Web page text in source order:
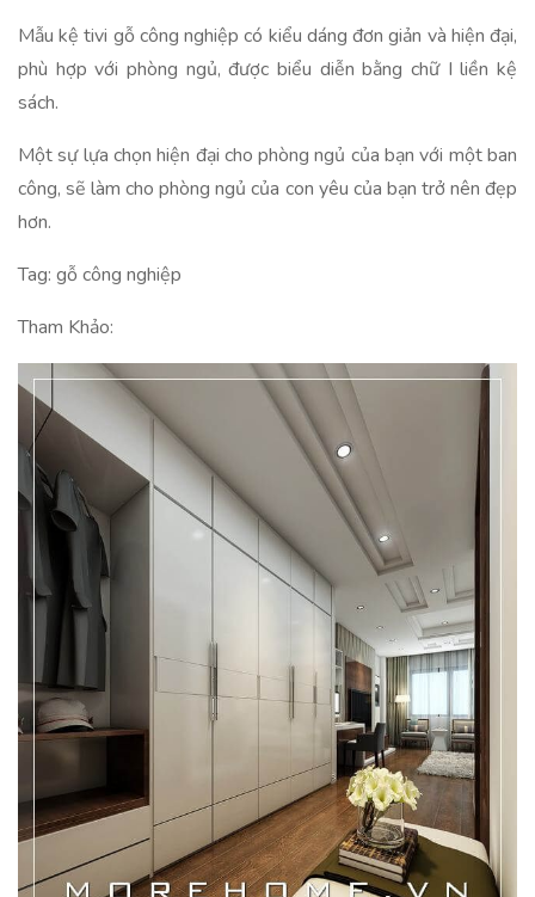
Mẫu kệ tivi gỗ công nghiệp có kiểu dáng đơn giản và hiện đại,
phù hợp với phòng ngủ, được biểu diễn bằng chữ I liền kệ
sách.
Một sự lựa chọn hiện đại cho phòng ngủ của bạn với một ban
công, sẽ làm cho phòng ngủ của con yêu của bạn trở nên đẹp
hơn.
Tag: gỗ công nghiệp
Tham Khảo: